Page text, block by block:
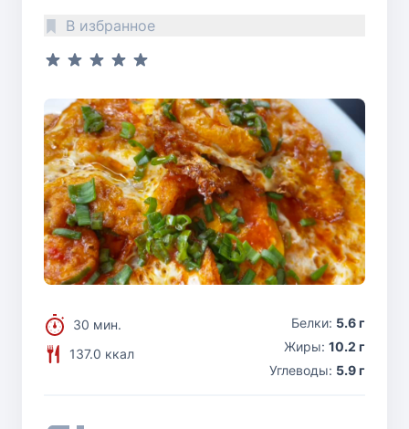
В избранное
30 мин.
137.0 ккал
Белки: 5.6 г
Жиры: 10.2 г
Углеводы: 5.9 г